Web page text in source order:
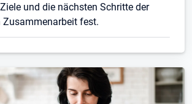
und die nächsten Schritte der
Zusammenarbeit fest.